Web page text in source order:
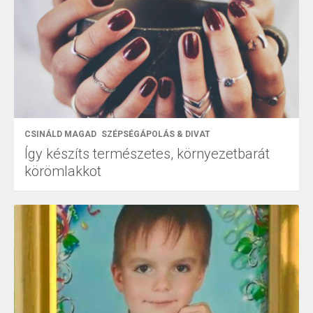
CSINÁLD MAGAD SZÉPSÉGÁPOLÁS & DIVAT
Így készíts természetes, környezetbarát
körömlakkot